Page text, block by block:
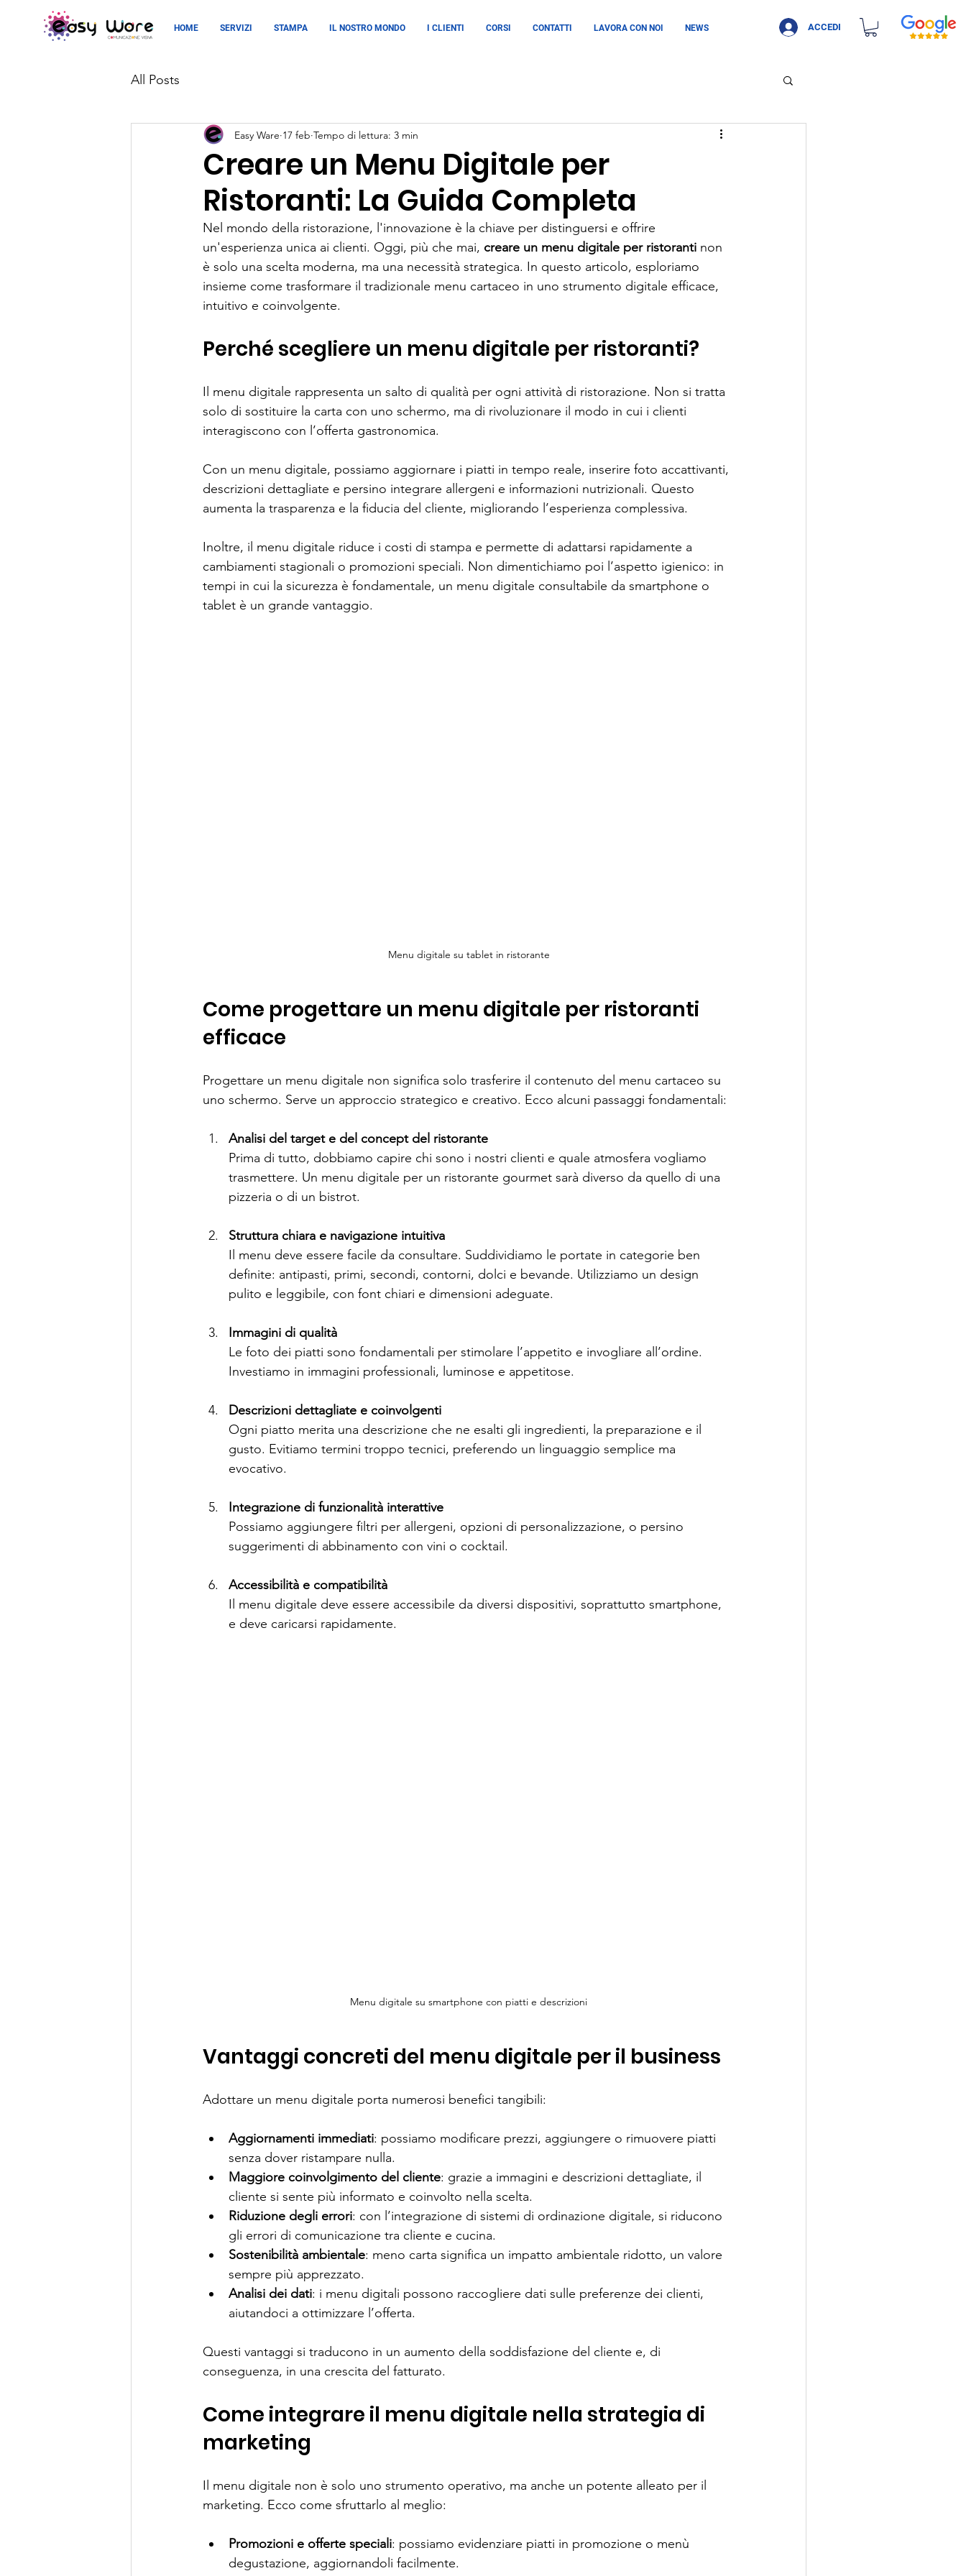
HOME SERVIZI STAMPA IL NOSTRO MONDO I CLIENTI CORSI CONTATTI LAVORA CON NOI NEWS ACCEDI
All Posts
Creare un Menu Digitale per
Ristoranti: La Guida Completa
Easy Ware 17 feb Tempo di lettura: 3 min
Nel mondo della ristorazione, l'innovazione è la chiave per distinguersi e offrire
un'esperienza unica ai clienti. Oggi, più che mai, creare un menu digitale per ristoranti non
è solo una scelta moderna, ma una necessità strategica. In questo articolo, esploriamo
insieme come trasformare il tradizionale menu cartaceo in uno strumento digitale efficace,
intuitivo e coinvolgente.
Perché scegliere un menu digitale per ristoranti?
Il menu digitale rappresenta un salto di qualità per ogni attività di ristorazione. Non si tratta
solo di sostituire la carta con uno schermo, ma di rivoluzionare il modo in cui i clienti
interagiscono con l’offerta gastronomica.
Con un menu digitale, possiamo aggiornare i piatti in tempo reale, inserire foto accattivanti,
descrizioni dettagliate e persino integrare allergeni e informazioni nutrizionali. Questo
aumenta la trasparenza e la fiducia del cliente, migliorando l’esperienza complessiva.
Inoltre, il menu digitale riduce i costi di stampa e permette di adattarsi rapidamente a
cambiamenti stagionali o promozioni speciali. Non dimentichiamo poi l’aspetto igienico: in
tempi in cui la sicurezza è fondamentale, un menu digitale consultabile da smartphone o
tablet è un grande vantaggio.
Menu digitale su tablet in ristorante
Come progettare un menu digitale per ristoranti
efficace
Progettare un menu digitale non significa solo trasferire il contenuto del menu cartaceo su
uno schermo. Serve un approccio strategico e creativo. Ecco alcuni passaggi fondamentali:
Analisi del target e del concept del ristorante
Prima di tutto, dobbiamo capire chi sono i nostri clienti e quale atmosfera vogliamo
trasmettere. Un menu digitale per un ristorante gourmet sarà diverso da quello di una
pizzeria o di un bistrot.
Struttura chiara e navigazione intuitiva
Il menu deve essere facile da consultare. Suddividiamo le portate in categorie ben
definite: antipasti, primi, secondi, contorni, dolci e bevande. Utilizziamo un design
pulito e leggibile, con font chiari e dimensioni adeguate.
Immagini di qualità
Le foto dei piatti sono fondamentali per stimolare l’appetito e invogliare all’ordine.
Investiamo in immagini professionali, luminose e appetitose.
Descrizioni dettagliate e coinvolgenti
Ogni piatto merita una descrizione che ne esalti gli ingredienti, la preparazione e il
gusto. Evitiamo termini troppo tecnici, preferendo un linguaggio semplice ma
evocativo.
Integrazione di funzionalità interattive
Possiamo aggiungere filtri per allergeni, opzioni di personalizzazione, o persino
suggerimenti di abbinamento con vini o cocktail.
Accessibilità e compatibilità
Il menu digitale deve essere accessibile da diversi dispositivi, soprattutto smartphone,
e deve caricarsi rapidamente.
Menu digitale su smartphone con piatti e descrizioni
Vantaggi concreti del menu digitale per il business
Adottare un menu digitale porta numerosi benefici tangibili:
Aggiornamenti immediati: possiamo modificare prezzi, aggiungere o rimuovere piatti
senza dover ristampare nulla.
Maggiore coinvolgimento del cliente: grazie a immagini e descrizioni dettagliate, il
cliente si sente più informato e coinvolto nella scelta.
Riduzione degli errori: con l’integrazione di sistemi di ordinazione digitale, si riducono
gli errori di comunicazione tra cliente e cucina.
Sostenibilità ambientale: meno carta significa un impatto ambientale ridotto, un valore
sempre più apprezzato.
Analisi dei dati: i menu digitali possono raccogliere dati sulle preferenze dei clienti,
aiutandoci a ottimizzare l’offerta.
Questi vantaggi si traducono in un aumento della soddisfazione del cliente e, di
conseguenza, in una crescita del fatturato.
Come integrare il menu digitale nella strategia di
marketing
Il menu digitale non è solo uno strumento operativo, ma anche un potente alleato per il
marketing. Ecco come sfruttarlo al meglio:
Promozioni e offerte speciali: possiamo evidenziare piatti in promozione o menù
degustazione, aggiornandoli facilmente.